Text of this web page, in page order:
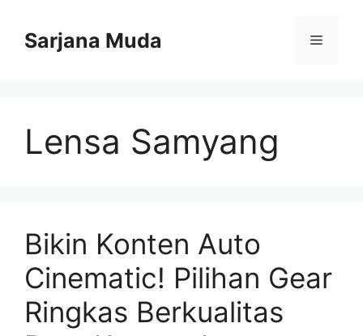
Sarjana Muda Menu
Lensa Samyang
Bikin Konten Auto
Cinematic! Pilihan Gear
Ringkas Berkualitas